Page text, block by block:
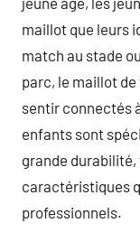
maillot que leurs
match au stade
parc, le maillot de
sentir connectés
enfants sont
grande
caractéristiques
professionnels.